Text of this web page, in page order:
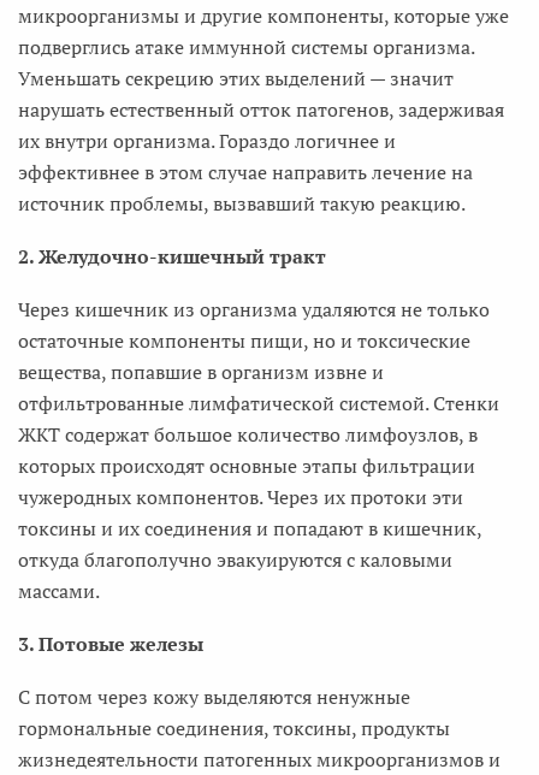
микроорганизмы и другие компоненты, которые уже
подверглись атаке иммунной системы организма.
Уменьшать секрецию этих выделений — значит
нарушать естественный отток патогенов, задерживая
их внутри организма. Гораздо логичнее и
эффективнее в этом случае направить лечение на
источник проблемы, вызвавший такую реакцию.
2. Желудочно-кишечный тракт
Через кишечник из организма удаляются не только
остаточные компоненты пищи, но и токсические
вещества, попавшие в организм извне и
отфильтрованные лимфатической системой. Стенки
ЖКТ содержат большое количество лимфоузлов, в
которых происходят основные этапы фильтрации
чужеродных компонентов. Через их протоки эти
токсины и их соединения и попадают в кишечник,
откуда благополучно эвакуируются с каловыми
массами.
3. Потовые железы
С потом через кожу выделяются ненужные
гормональные соединения, токсины, продукты
жизнедеятельности патогенных микроорганизмов и